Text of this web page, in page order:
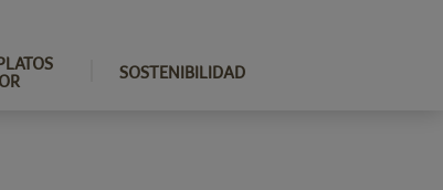
SOSTENIBILIDAD